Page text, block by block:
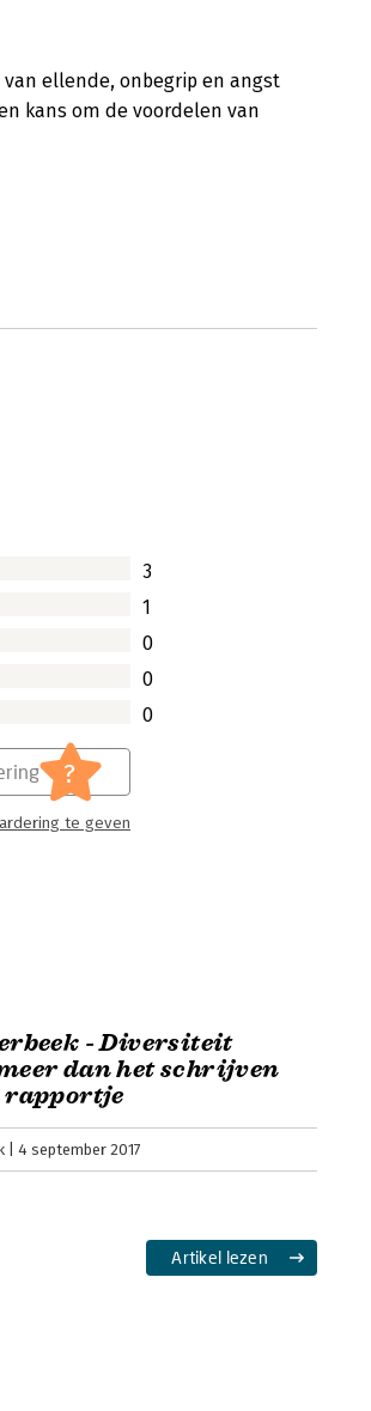
ellende, onbegrip en angst
kans om de voordelen van
van de praktijksituatie.
3
1
0
0
0
?
te geven
- Diversiteit
dan het schrijven
rapportje
4 september 2017
Artikel lezen